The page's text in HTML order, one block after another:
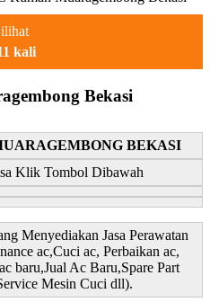
kali
Bekasi
BEKASI
Klik Tombol Dibawah
Menyediakan Jasa Perawatan
ac,Cuci ac, Perbaikan ac,
baru,Jual Ac Baru,Spare Part
Mesin Cuci dll).